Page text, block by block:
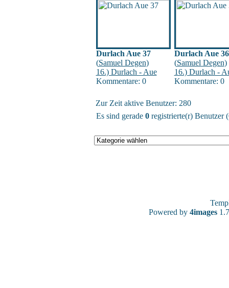
Durlach Aue 37
(Samuel Degen)
16.) Durlach - Aue
Kommentare: 0
Durlach Aue 36
(Samuel Degen)
16.) Durlach -
Kommentare: 0
Zur Zeit aktive Benutzer: 280
Es sind gerade 0registrierte(r) Benutzer
Powered by 4images